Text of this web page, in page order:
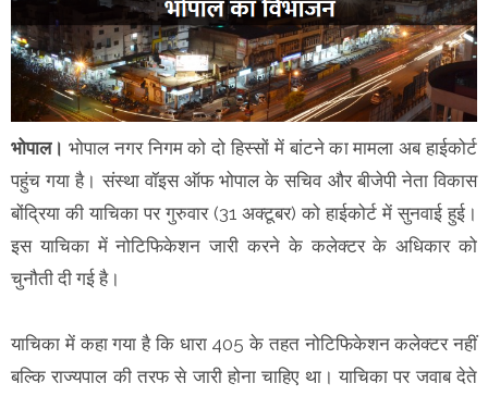
भोपाल। भोपाल नगर निगम को दो हिस्सों में बांटने का मामला अब हाईकोर्ट
पहुंच गया है। संस्था वॉइस ऑफ भोपाल के सचिव और बीजेपी नेता विकास
बोंद्रिया की याचिका पर गुरुवार (31 अक्टूबर) को हाईकोर्ट में सुनवाई हुई।
इस याचिका में नोटिफिकेशन जारी करने के कलेक्टर के अधिकार को
चुनौती दी गई है।
याचिका में कहा गया है कि धारा 405 के तहत नोटिफिकेशन कलेक्टर नहीं
बल्कि राज्यपाल की तरफ से जारी होना चाहिए था। याचिका पर जवाब देते